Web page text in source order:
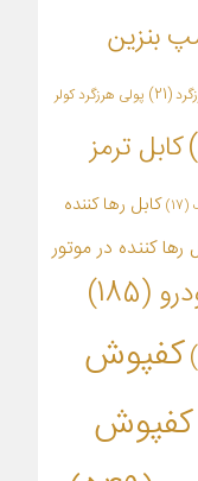
بنزین
(21) پولی هرزگرد کولر
کابل ترمز
(17)
کابل رها کننده
رها کننده در موتور
(185)
کفپوش
کفپوش